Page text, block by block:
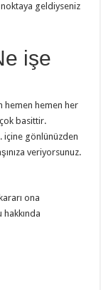
geldiyseniz
işe
hemen hemen her
basittir.
içine gönlünüzden
veriyorsunuz.
ona
hakkında